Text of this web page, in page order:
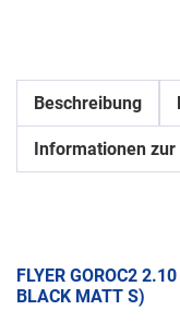
Beschreibung
Informationen
FLYER GOROC2
BLACK MATT S)